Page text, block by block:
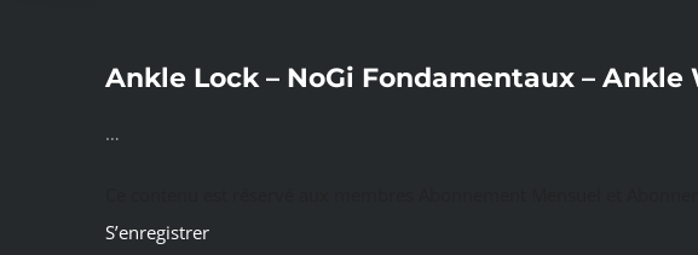
Ankle Lock – NoGi Fondamentaux – Ankle
…
S’enregistrer